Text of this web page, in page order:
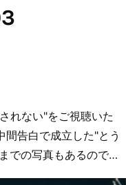
れない"をご視聴いた
告白で成立した"とう
での写真もあるので…